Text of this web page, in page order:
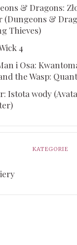
& Dragons:
(Dungeons &
Thieves)
4
i Osa:
the Wasp:
Istota wody
KATEGORIE